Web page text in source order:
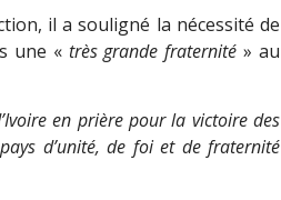
il a souligné la nécessité de
une « très grande fraternité » au
en prière pour la victoire des
d’unité, de foi et de fraternité